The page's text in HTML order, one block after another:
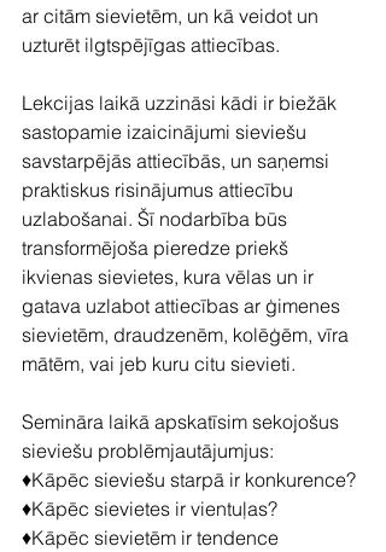
ar citām sievietēm, un kā veidot un
uzturēt ilgtspējīgas attiecības.
Lekcijas laikā uzzināsi kādi ir biežāk
sastopamie izaicinājumi sieviešu
savstarpējās attiecībās, un saņemsi
praktiskus risinājumus attiecību
uzlabošanai. Šī nodarbība būs
transformējoša pieredze priekš
ikvienas sievietes, kura vēlas un ir
gatava uzlabot attiecības ar ģimenes
sievietēm, draudzenēm, kolēģēm, vīra
mātēm, vai jeb kuru citu sievieti.
Semināra laikā apskatīsim sekojošus
sieviešu problēmjautājumjus:
♦️Kāpēc sieviešu starpā ir konkurence?
♦️Kāpēc sievietes ir vientuļas?
♦️Kāpēc sievietēm ir tendence